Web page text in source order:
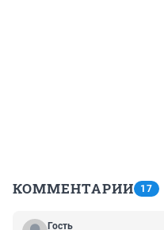
КОММЕНТАРИИ 17
Гость